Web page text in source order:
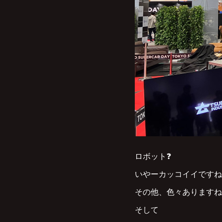
ロボット❓
いやーカッコイイです
その他、色々あります
そして